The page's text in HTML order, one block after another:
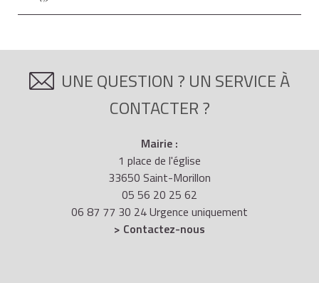
UNE QUESTION ? UN SERVICE À
CONTACTER ?
Mairie :
1 place de l'église
33650 Saint-Morillon
05 56 20 25 62
06 87 77 30 24 Urgence uniquement
> Contactez-nous